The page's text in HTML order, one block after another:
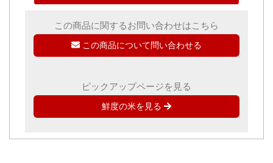
この商品に関するお問い合わせはこちら
この商品について問い合わせる
ピックアップページを見る
鮮度の米を見る